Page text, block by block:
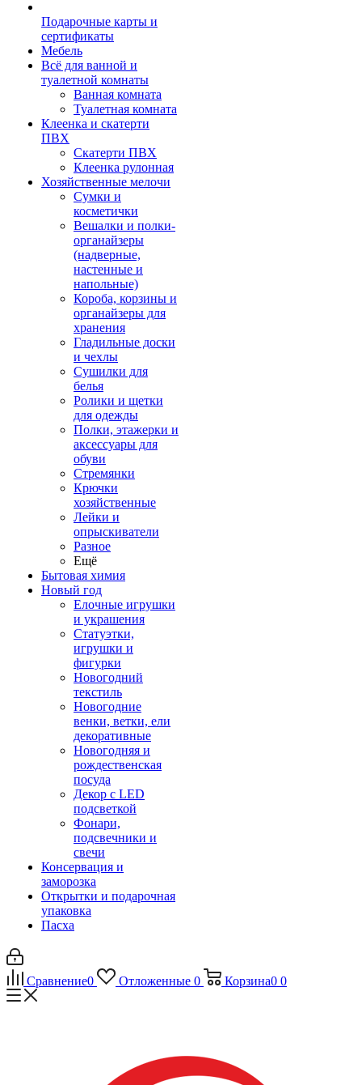
Подарочные карты и
сертификаты
Мебель
Всё для ванной и
туалетной комнаты
Ванная комната
Туалетная комната
Клеенка и скатерти
ПВХ
Скатерти ПВХ
Клеенка рулонная
Хозяйственные мелочи
Сумки и
косметички
Вешалки и полки-
органайзеры
(надверные,
настенные и
напольные)
Короба, корзины и
органайзеры для
хранения
Гладильные доски
и чехлы
Сушилки для
белья
Ролики и щетки
для одежды
Полки, этажерки и
аксессуары для
обуви
Стремянки
Крючки
хозяйственные
Лейки и
опрыскиватели
Разное
Ещё
Бытовая химия
Новый год
Елочные игрушки
и украшения
Статуэтки,
игрушки и
фигурки
Новогодний
текстиль
Новогодние
венки, ветки, ели
декоративные
Новогодняя и
рождественская
посуда
Декор с LED
подсветкой
Фонари,
подсвечники и
свечи
Консервация и
заморозка
Открытки и подарочная
упаковка
Пасха
Сравнение0 Отложенные 0 Корзина0 0